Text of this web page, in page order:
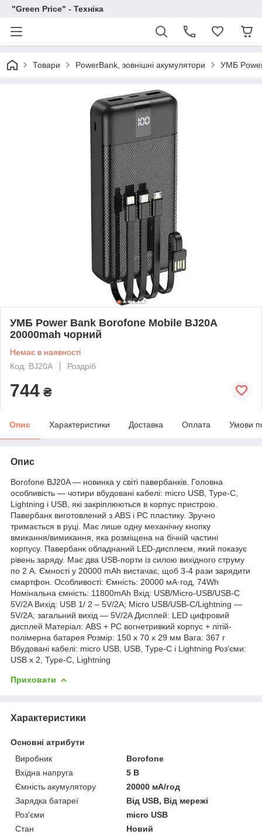
"Green Price" - Техніка
Товари PowerBank, зовнішні акумулятори УМБ
УМБ Power Bank Borofone Mobile BJ20A
20000mah чорний
Немає в наявності
Код: BJ20A
Роздріб
744 ₴
Опис Характеристики Доставка Оплата Умови
Опис
Borofone BJ20A — новинка у світі павербанків. Головна
особливість — чотири вбудовані кабелі: micro USB, Type-C,
Lightning і USB, які закріплюються в корпус пристрою.
Павербанк виготовлений з ABS і PC пластику. Зручно
тримається в руці. Має лише одну механічну кнопку
вмикання/вимикання, яка розміщена на бічній частині
корпусу. Павербанк обладнаний LED-дисплеєм, який показує
рівень заряду. Має два USB-порти із силою вихідного струму
по 2 А. Ємності у 20000 mAh вистачає, щоб 3-4 рази зарядити
смартфон. Особливості: Ємність: 20000 мА·год, 74Wh
Номінальна ємність: 11800mAh Вхід: USB/Micro-USB/USB-C
5V/2A Вихід: USB 1/ 2 – 5V/2A; Micro USB/USB-C/Lightning —
5V/2A; загальний вихід — 5V/2A Дисплей: LED цифровий
дисплей Матеріал: ABS + PC вогнетривкий корпус + літій-
полімерна батарея Розмір: 150 х 70 х 29 мм Вага: 367 г
Вбудовані кабелі: micro USB, USB, Type-C і Lightning Роз'єми:
USB x 2, Type-C, Lightning
Приховати
Характеристики
Основні атрибути
Виробник
Borofone
Вхідна напруга
5 В
Ємність акумулятору
20000 мА/год
Зарядка батареї
Від USB, Від мережі
Роз'єми
micro USB
Стан
Новий